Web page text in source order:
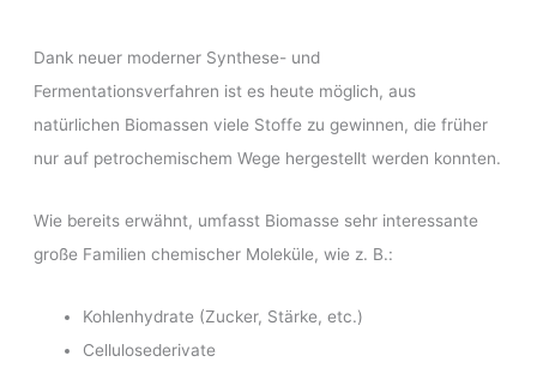
Dank neuer moderner Synthese- und
Fermentationsverfahren ist es heute möglich, aus
natürlichen Biomassen viele Stoffe zu gewinnen, die früher
nur auf petrochemischem Wege hergestellt werden konnten.
Wie bereits erwähnt, umfasst Biomasse sehr interessante
große Familien chemischer Moleküle, wie z. B.:
Kohlenhydrate (Zucker, Stärke, etc.)
Cellulosederivate